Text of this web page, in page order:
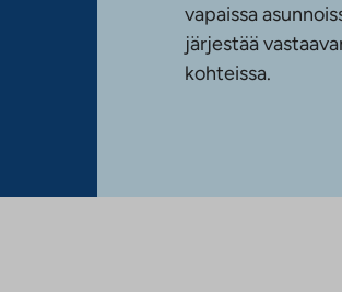
vapaissa
järjestää
kohteissa.